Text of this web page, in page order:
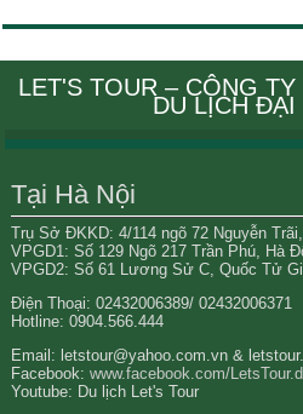
LET'S TOUR – CÔNG
DU LỊCH ĐẠI
Tại Hà Nội
Trụ Sở ĐKKD: 4/114 ngõ 72 Nguyễn
VPGD1: Số 129 Ngõ 217 Trần Phú, Hà
VPGD2: Số 61 Lương Sử C, Quốc Tử
Điện Thoại: 02432006389/ 02432006371
Hotline: 0904.566.444
Email: letstour@yahoo.com.vn &
Facebook: www.facebook.com/
Youtube: Du lịch Let's Tour